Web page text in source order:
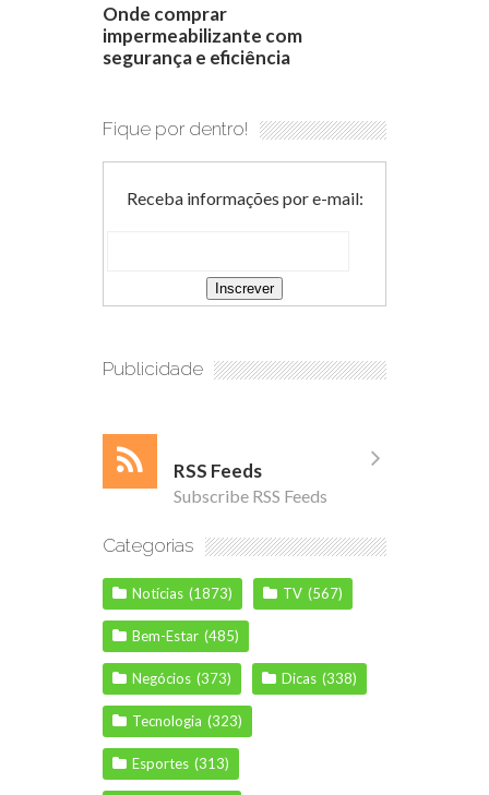
Onde comprar
impermeabilizante com
segurança e eficiência
Fique por dentro!
Receba informações por e-mail:
Publicidade
RSS Feeds
Subscribe RSS Feeds
Categorias
Notícias (1873) TV (567)
Bem-Estar (485)
Negócios (373) Dicas (338)
Tecnologia (323)
Esportes (313)